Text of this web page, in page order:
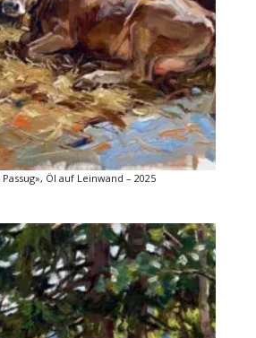
Öl auf Leinwand – 2025